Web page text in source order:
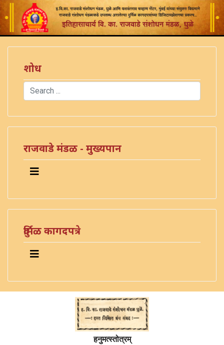
शोध
Search
राजवाडे मंडळ - मुख्यपान
दुर्मिळ कागदपत्रे
हनुमत्स्तोत्रम्